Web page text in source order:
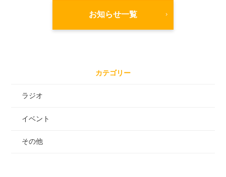
お知らせ一覧
カテゴリー
ラジオ
イベント
その他